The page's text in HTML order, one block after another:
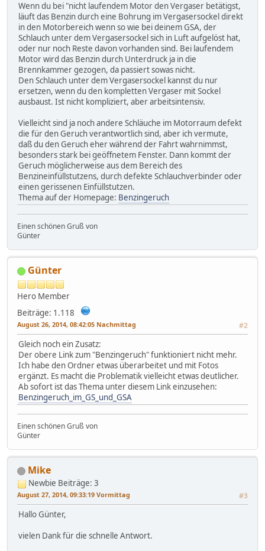
Wenn du bei "nicht laufendem Motor den Vergaser betätigst,
läuft das Benzin durch eine Bohrung im Vergasersockel direkt
in den Motorbereich wenn so wie bei deinem GSA, der
Schlauch unter dem Vergasersockel sich in Luft aufgelöst hat,
oder nur noch Reste davon vorhanden sind. Bei laufendem
Motor wird das Benzin durch Unterdruck ja in die
Brennkammer gezogen, da passiert sowas nicht.
Den Schlauch unter dem Vergasersockel kannst du nur
ersetzen, wenn du den kompletten Vergaser mit Sockel
ausbaust. Ist nicht kompliziert, aber arbeitsintensiv.
Vielleicht sind ja noch andere Schläuche im Motorraum defekt
die für den Geruch verantwortlich sind, aber ich vermute,
daß du den Geruch eher während der Fahrt wahrnimmst,
besonders stark bei geöffnetem Fenster. Dann kommt der
Geruch möglicherweise aus dem Bereich des
Benzineinfüllstutzens, durch defekte Schlauchverbinder oder
einen gerissenen Einfüllstutzen.
Thema auf der Homepage: Benzingeruch
Einen schönen Gruß von
Günter
Günter
Hero Member
Beiträge: 1.118
August 26, 2014, 08:42:05 Nachmittag #2
Gleich noch ein Zusatz:
Der obere Link zum "Benzingeruch" funktioniert nicht mehr.
Ich habe den Ordner etwas überarbeitet und mit Fotos
ergänzt. Es macht die Problematik vielleicht etwas deutlicher.
Ab sofort ist das Thema unter diesem Link einzusehen:
Benzingeruch_im_GS_und_GSA
Einen schönen Gruß von
Günter
Mike
Newbie Beiträge: 3
August 27, 2014, 09:33:19 Vormittag #3
Hallo Günter,
vielen Dank für die schnelle Antwort.